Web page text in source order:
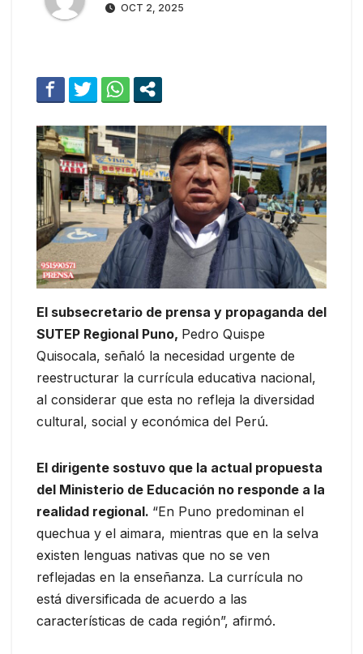
OCT 2, 2025
El subsecretario de prensa y propaganda del
SUTEP Regional Puno, Pedro Quispe
Quisocala, señaló la necesidad urgente de
reestructurar la currícula educativa nacional,
al considerar que esta no refleja la diversidad
cultural, social y económica del Perú.
El dirigente sostuvo que la actual propuesta
del Ministerio de Educación no responde a la
realidad regional. “En Puno predominan el
quechua y el aimara, mientras que en la selva
existen lenguas nativas que no se ven
reflejadas en la enseñanza. La currícula no
está diversificada de acuerdo a las
características de cada región”, afirmó.